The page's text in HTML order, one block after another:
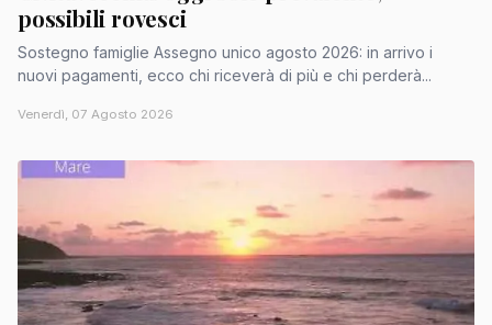
possibili rovesci
Sostegno famiglie Assegno unico agosto 2026: in arrivo i
nuovi pagamenti, ecco chi riceverà di più e chi perderà...
Venerdì, 07 Agosto 2026